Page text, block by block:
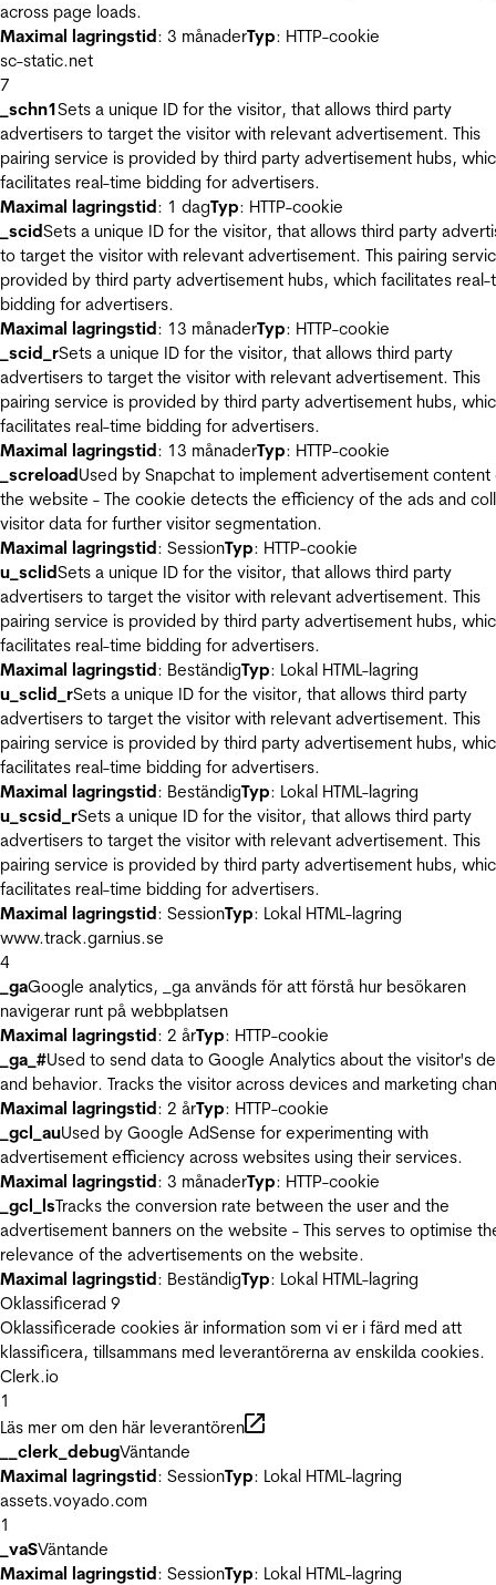
across page loads.
Maximal lagringstid: 3 månaderTyp: HTTP-cookie
sc-static.net
7
_schn1Sets a unique ID for the visitor, that allows third party
advertisers to target the visitor with relevant advertisement. This
pairing service is provided by third party advertisement hubs,
facilitates real-time bidding for advertisers.
Maximal lagringstid: 1 dagTyp: HTTP-cookie
_scidSets a unique ID for the visitor, that allows third party
to target the visitor with relevant advertisement. This pairing
provided by third party advertisement hubs, which facilitates real-
bidding for advertisers.
Maximal lagringstid: 13 månaderTyp: HTTP-cookie
_scid_rSets a unique ID for the visitor, that allows third party
advertisers to target the visitor with relevant advertisement. This
pairing service is provided by third party advertisement hubs,
facilitates real-time bidding for advertisers.
Maximal lagringstid: 13 månaderTyp: HTTP-cookie
_screloadUsed by Snapchat to implement advertisement content
the website - The cookie detects the efficiency of the ads and
visitor data for further visitor segmentation.
Maximal lagringstid: SessionTyp: HTTP-cookie
u_sclidSets a unique ID for the visitor, that allows third party
advertisers to target the visitor with relevant advertisement. This
pairing service is provided by third party advertisement hubs,
facilitates real-time bidding for advertisers.
Maximal lagringstid: BeständigTyp: Lokal HTML-lagring
u_sclid_rSets a unique ID for the visitor, that allows third party
advertisers to target the visitor with relevant advertisement. This
pairing service is provided by third party advertisement hubs,
facilitates real-time bidding for advertisers.
Maximal lagringstid: BeständigTyp: Lokal HTML-lagring
u_scsid_rSets a unique ID for the visitor, that allows third party
advertisers to target the visitor with relevant advertisement. This
pairing service is provided by third party advertisement hubs,
facilitates real-time bidding for advertisers.
Maximal lagringstid: SessionTyp: Lokal HTML-lagring
www.track.garnius.se
4
_gaGoogle analytics, _ga används för att förstå hur besökaren
navigerar runt på webbplatsen
Maximal lagringstid: 2 årTyp: HTTP-cookie
_ga_#Used to send data to Google Analytics about the visitor's
and behavior. Tracks the visitor across devices and marketing
Maximal lagringstid: 2 årTyp: HTTP-cookie
_gcl_auUsed by Google AdSense for experimenting with
advertisement efficiency across websites using their services.
Maximal lagringstid: 3 månaderTyp: HTTP-cookie
_gcl_lsTracks the conversion rate between the user and the
advertisement banners on the website - This serves to optimise
relevance of the advertisements on the website.
Maximal lagringstid: BeständigTyp: Lokal HTML-lagring
Oklassificerad 9
Oklassificerade cookies är information som vi er i färd med att
klassificera, tillsammans med leverantörerna av enskilda cookies.
Clerk.io
1
Läs mer om den här leverantören
__clerk_debugVäntande
Maximal lagringstid: SessionTyp: Lokal HTML-lagring
assets.voyado.com
1
_vaSVäntande
Maximal lagringstid: SessionTyp: Lokal HTML-lagring